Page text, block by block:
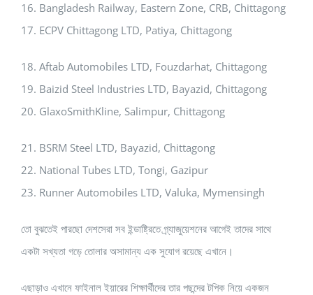
16. Bangladesh Railway, Eastern Zone, CRB, Chittagong
17. ECPV Chittagong LTD, Patiya, Chittagong
18. Aftab Automobiles LTD, Fouzdarhat, Chittagong
19. Baizid Steel Industries LTD, Bayazid, Chittagong
20. GlaxoSmithKline, Salimpur, Chittagong
21. BSRM Steel LTD, Bayazid, Chittagong
22. National Tubes LTD, Tongi, Gazipur
23. Runner Automobiles LTD, Valuka, Mymensingh
তো বুঝতেই পারছো দেশসেরা সব ইন্ডাষ্ট্রিতে গ্র্যাজুয়েশনের আগেই তাদের সাথে
একটা সখ্যতা গড়ে তোলার অসামান্য এক সুযোগ রয়েছে এখানে।
এছাড়াও এখানে ফাইনাল ইয়ারের শিক্ষার্থীদের তার পছন্দের টপিক নিয়ে একজন